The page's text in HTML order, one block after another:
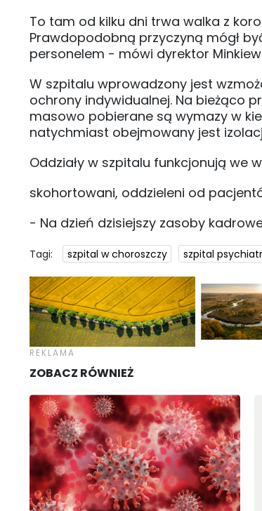
To tam od kilku dni trwa walka z
Prawdopodobną przyczyną mógł
personelem - mówi dyrektor
W szpitalu wprowadzony jest
ochrony indywidualnej. Na bieżąco
masowo pobierane są wymazy w
natychmiast obejmowany jest
Oddziały w szpitalu funkcjonują we
skohortowani, oddzieleni od
- Na dzień dzisiejszy zasoby
Tagi: szpital w choroszczy szpital
ZOBACZ RÓWNIEŻ